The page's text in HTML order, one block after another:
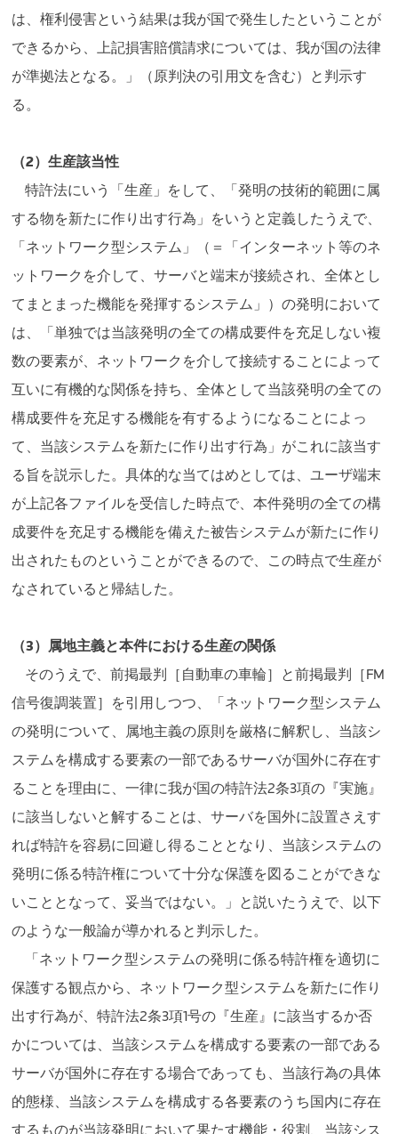
は、権利侵害という結果は我が国で発生したということが
できるから、上記損害賠償請求については、我が国の法律
が準拠法となる。」（原判決の引用文を含む）と判示す
る。
（2）生産該当性
特許法にいう「生産」をして、「発明の技術的範囲に属
する物を新たに作り出す行為」をいうと定義したうえで、
「ネットワーク型システム」（＝「インターネット等のネ
ットワークを介して、サーバと端末が接続され、全体とし
てまとまった機能を発揮するシステム」）の発明において
は、「単独では当該発明の全ての構成要件を充足しない複
数の要素が、ネットワークを介して接続することによって
互いに有機的な関係を持ち、全体として当該発明の全ての
構成要件を充足する機能を有するようになることによっ
て、当該システムを新たに作り出す行為」がこれに該当す
る旨を説示した。具体的な当てはめとしては、ユーザ端末
が上記各ファイルを受信した時点で、本件発明の全ての構
成要件を充足する機能を備えた被告システムが新たに作り
出されたものということができるので、この時点で生産が
なされていると帰結した。
（3）属地主義と本件における生産の関係
そのうえで、前掲最判［自動車の車輪］と前掲最判［FM
信号復調装置］を引用しつつ、「ネットワーク型システム
の発明について、属地主義の原則を厳格に解釈し、当該シ
ステムを構成する要素の一部であるサーバが国外に存在す
ることを理由に、一律に我が国の特許法2条3項の『実施』
に該当しないと解することは、サーバを国外に設置さえす
れば特許を容易に回避し得ることとなり、当該システムの
発明に係る特許権について十分な保護を図ることができな
いこととなって、妥当ではない。」と説いたうえで、以下
のような一般論が導かれると判示した。
「ネットワーク型システムの発明に係る特許権を適切に
保護する観点から、ネットワーク型システムを新たに作り
出す行為が、特許法2条3項1号の『生産』に該当するか否
かについては、当該システムを構成する要素の一部である
サーバが国外に存在する場合であっても、当該行為の具体
的態様、当該システムを構成する各要素のうち国内に存在
するものが当該発明において果たす機能・役割、当該シス